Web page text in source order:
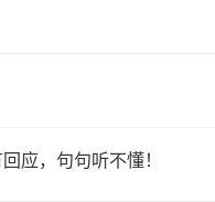
应，句句听不懂！